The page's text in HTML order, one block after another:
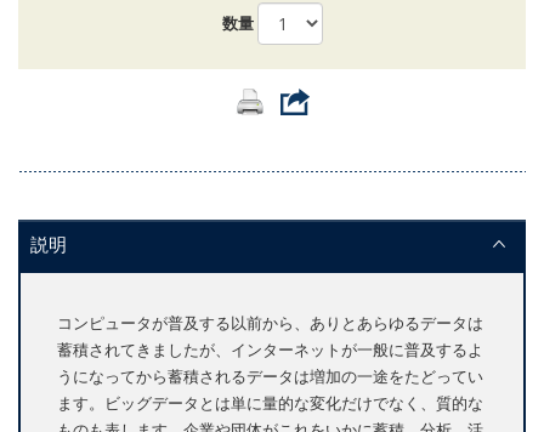
数量
説明
コンピュータが普及する以前から、ありとあらゆるデータは
蓄積されてきましたが、インターネットが一般に普及するよ
うになってから蓄積されるデータは増加の一途をたどってい
ます。ビッグデータとは単に量的な変化だけでなく、質的な